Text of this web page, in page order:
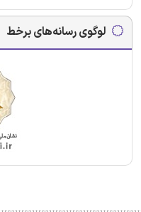
لوگوی رسانه‌های برخط